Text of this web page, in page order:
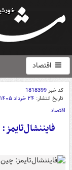
اقتصاد
کد خبر1818399
تاریخ انتشار: ۲۴ خرداد ۱۴۰۵ - ۱۸:۳۸
اقتصاد